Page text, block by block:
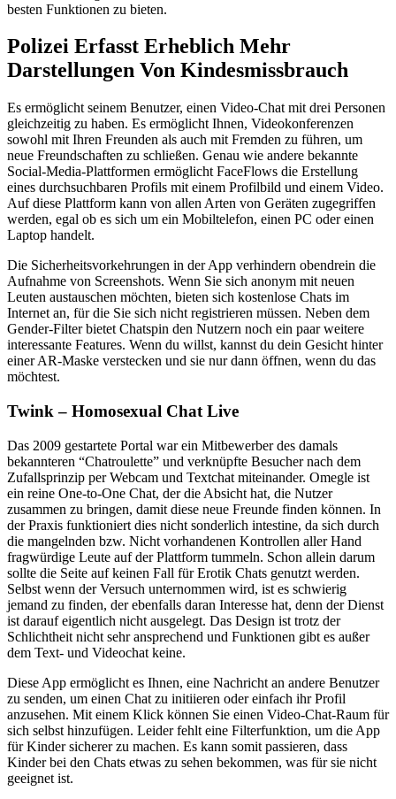
besten Funktionen zu bieten.
Polizei Erfasst Erheblich Mehr
Darstellungen Von Kindesmissbrauch
Es ermöglicht seinem Benutzer, einen Video-Chat mit drei Personen
gleichzeitig zu haben. Es ermöglicht Ihnen, Videokonferenzen
sowohl mit Ihren Freunden als auch mit Fremden zu führen, um
neue Freundschaften zu schließen. Genau wie andere bekannte
Social-Media-Plattformen ermöglicht FaceFlows die Erstellung
eines durchsuchbaren Profils mit einem Profilbild und einem Video.
Auf diese Plattform kann von allen Arten von Geräten zugegriffen
werden, egal ob es sich um ein Mobiltelefon, einen PC oder einen
Laptop handelt.
Die Sicherheitsvorkehrungen in der App verhindern obendrein die
Aufnahme von Screenshots. Wenn Sie sich anonym mit neuen
Leuten austauschen möchten, bieten sich kostenlose Chats im
Internet an, für die Sie sich nicht registrieren müssen. Neben dem
Gender-Filter bietet Chatspin den Nutzern noch ein paar weitere
interessante Features. Wenn du willst, kannst du dein Gesicht hinter
einer AR-Maske verstecken und sie nur dann öffnen, wenn du das
möchtest.
Twink – Homosexual Chat Live
Das 2009 gestartete Portal war ein Mitbewerber des damals
bekannteren “Chatroulette” und verknüpfte Besucher nach dem
Zufallsprinzip per Webcam und Textchat miteinander. Omegle ist
ein reine One-to-One Chat, der die Absicht hat, die Nutzer
zusammen zu bringen, damit diese neue Freunde finden können. In
der Praxis funktioniert dies nicht sonderlich intestine, da sich durch
die mangelnden bzw. Nicht vorhandenen Kontrollen aller Hand
fragwürdige Leute auf der Plattform tummeln. Schon allein darum
sollte die Seite auf keinen Fall für Erotik Chats genutzt werden.
Selbst wenn der Versuch unternommen wird, ist es schwierig
jemand zu finden, der ebenfalls daran Interesse hat, denn der Dienst
ist darauf eigentlich nicht ausgelegt. Das Design ist trotz der
Schlichtheit nicht sehr ansprechend und Funktionen gibt es außer
dem Text- und Videochat keine.
Diese App ermöglicht es Ihnen, eine Nachricht an andere Benutzer
zu senden, um einen Chat zu initiieren oder einfach ihr Profil
anzusehen. Mit einem Klick können Sie einen Video-Chat-Raum für
sich selbst hinzufügen. Leider fehlt eine Filterfunktion, um die App
für Kinder sicherer zu machen. Es kann somit passieren, dass
Kinder bei den Chats etwas zu sehen bekommen, was für sie nicht
geeignet ist.